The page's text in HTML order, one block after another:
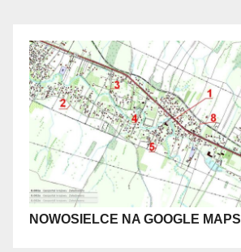
NOWOSIELCE NA GOOGLE MAPS